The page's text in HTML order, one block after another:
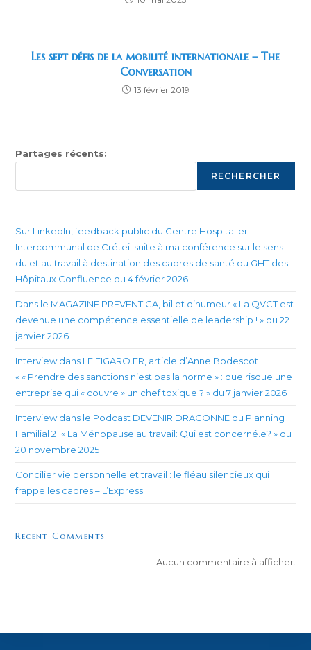
Les sept défis de la mobilité internationale – The
Conversation
13 février 2019
Partages récents:
RECHERCHER
Sur LinkedIn, feedback public du Centre Hospitalier
Intercommunal de Créteil suite à ma conférence sur le sens
du et au travail à destination des cadres de santé du GHT des
Hôpitaux Confluence du 4 février 2026
Dans le MAGAZINE PREVENTICA, billet d’humeur « La QVCT est
devenue une compétence essentielle de leadership ! » du 22
janvier 2026
Interview dans LE FIGARO.FR, article d’Anne Bodescot
« « Prendre des sanctions n’est pas la norme » : que risque une
entreprise qui « couvre » un chef toxique ? » du 7 janvier 2026
Interview dans le Podcast DEVENIR DRAGONNE du Planning
Familial 21 « La Ménopause au travail: Qui est concerné.e? » du
20 novembre 2025
Concilier vie personnelle et travail : le fléau silencieux qui
frappe les cadres – L’Express
Recent Comments
Aucun commentaire à afficher.